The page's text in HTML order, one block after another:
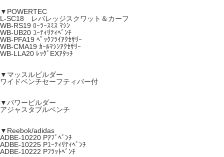
▼POWERTEC
L-SC18 レバレッジスクワット＆カーフ
WB-RS19 ﾛｰﾗｰｽﾐｽ ﾏｼﾝ
WB-UB20 ﾕｰﾃｨﾘﾃｨﾍﾞﾝﾁ
WB-PFA19 ﾍﾟｯｸﾌﾗｲｱｸｾｻﾘｰ
WB-CMA19 ｶｰﾙﾏｼﾝｱｸｾｻﾘｰ
WB-LLA20 ﾚｯｸﾞEXｱﾀｯﾁ
▼マッスルビルダー
ワイドベンチセーフティバー付
▼パワービルダー
アジャスタブルベンチ
▼Reebok/adidas
ADBE-10220 Pｱﾌﾞﾍﾞﾝﾁ
ADBE-10225 Pﾕｰﾃｨﾘﾃｨﾍﾞﾝﾁ
ADBE-10222 Pﾌﾗｯﾄﾍﾞﾝﾁ